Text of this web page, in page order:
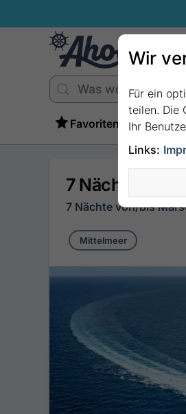
Favoriten
7 Nächte
7 Nächte von/bis
Mittelmeer
Wir
Für ein
teilen. Die
Ihr
Links: